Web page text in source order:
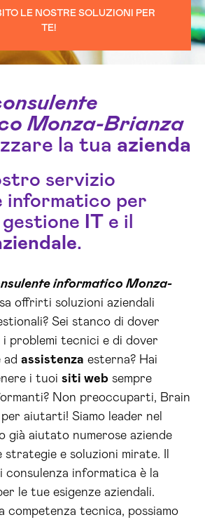
LE NOSTRE SOLUZIONI PER
TE!
Monza-Brianza
la tua azienda
servizio
informatico per
IT e il
.
informatico Monza-
offrirti soluzioni aziendali
Sei stanco di dover
problemi tecnici e di dover
assistenza esterna? Hai
i tuoi siti web sempre
Non preoccuparti, Brain
aiutarti! Siamo leader nel
già aiutato numerose aziende
e soluzioni mirate. Il
consulenza informatica è la
le tue esigenze aziendali.
competenza tecnica, possiamo